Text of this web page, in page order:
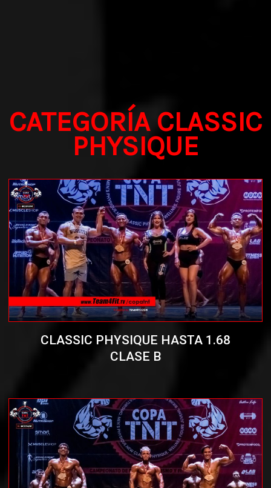
CATEGORÍA CLASSIC
PHYSIQUE
CLASSIC PHYSIQUE HASTA 1.68
CLASE B